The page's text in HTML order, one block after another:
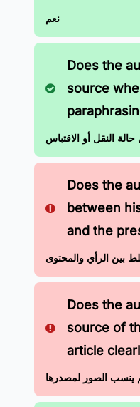
نعم
Does the
source
النقل أو الاقتباس
Does the
between
and the
بين الرأي والمحتوى
Does the
source of
article
ينسب الصور لمصدرها